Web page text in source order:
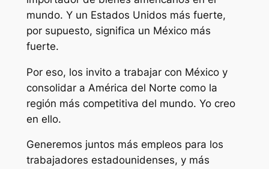
mundo. Y un Estados Unidos más fuerte,
por supuesto, significa un México más
fuerte.
Por eso, los invito a trabajar con México y
consolidar a América del Norte como la
región más competitiva del mundo. Yo creo
en ello.
Generemos juntos más empleos para los
trabajadores estadounidenses, y más